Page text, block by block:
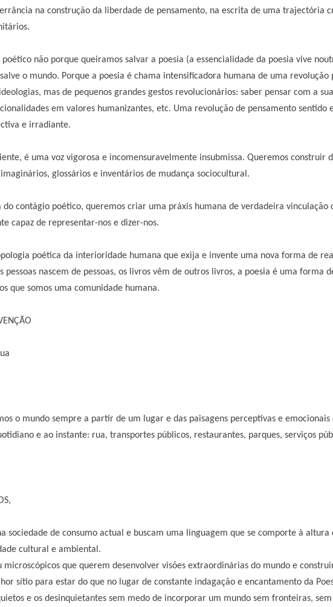
na construção da liberdade de pensamento, na escrita de uma trajectória
não porque queiramos salvar a poesia (a essencialidade da poesia vive
o mundo. Porque a poesia é chama intensificadora humana de uma
mas de pequenos grandes gestos revolucionários: saber pensar com a
em valores humanizantes, etc. Uma revolução de pensamento sentido
e irradiante.
é uma voz vigorosa e incomensuravelmente insubmissa. Queremos construir
glossários e inventários de mudança sociocultural.
do contágio poético, queremos criar uma práxis humana de verdadeira vinculação
capaz de representar-nos e dizer-nos.
poética da interioridade humana que exija e invente uma nova forma de
pessoas nascem de pessoas, os livros vêm de outros livros, a poesia é uma forma
que somos uma comunidade humana.
o mundo sempre a partir de um lugar e das paisagens perceptivas e emocionais
e ao instante: rua, transportes públicos, restaurantes, parques, serviços
sociedade de consumo actual e buscam uma linguagem que se comporte à altura
cultural e ambiental.
microscópicos que querem desenvolver visões extraordinárias do mundo e
sítio para estar do que no lugar de constante indagação e encantamento da
e os desinquietantes sem medo de incorporar um mundo sem fronteiras,